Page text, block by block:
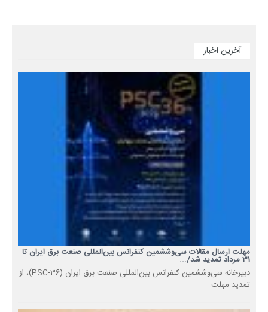
آخرین اخبار
مهلت ارسال مقالات سی‌وششمین کنفرانس بین‌المللی صنعت برق ایران تا
31 مرداد تمدید شد/...
دبیرخانه سی‌وششمین کنفرانس بین‌المللی صنعت برق ایران (PSC-36)، از
تمدید مهلت...